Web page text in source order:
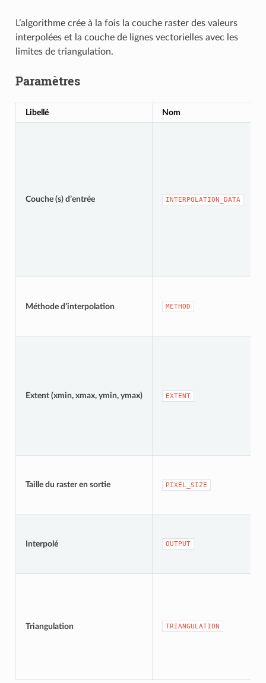
L’algorithme crée à la fois la couche raster des valeurs
interpolées et la couche de lignes vectorielles avec les
limites de triangulation.
Paramètres
Libellé Nom
Couche (s) d’entrée INTERPOLATION_DATA
Méthode d’interpolation METHOD
Extent (xmin, xmax, ymin, ymax) EXTENT
Taille du raster en sortie PIXEL_SIZE
Interpolé OUTPUT
Triangulation TRIANGULATION